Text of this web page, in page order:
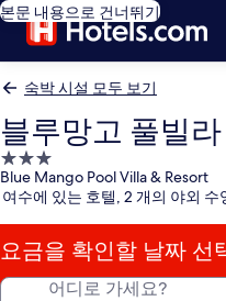
본문 내용으로 건너뛰기
숙박 시설 모두 보기
블루망고 풀빌
3.0
성
급
숙
박
시
Blue Mango Pool Villa & Resort
여수에 있는 호텔, 2 개의 야외 수
요금을 확인할 날짜 선
어디로 가세요?